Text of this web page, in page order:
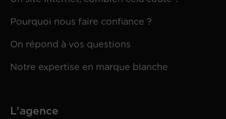
Pourquoi nous faire confiance ?
On répond à vos questions
Notre expertise en marque blanche
L'agence